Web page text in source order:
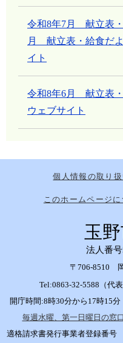
令和8年7月 献立表
月 献立表・給食だ
イト
令和8年6月 献立表
ウェブサイト
個人情報の取り
このホームページに
玉
法人番
〒706-8510
Tel:0863-32-5588（代
開庁時間:8時30分から17時15分
毎週水曜、第一日曜日の窓
適格請求書発行事業者登録番